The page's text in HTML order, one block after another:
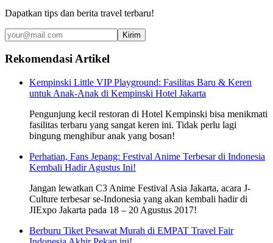
Dapatkan tips dan berita travel terbaru!
Kirim
Rekomendasi Artikel
Kempinski Little VIP Playground: Fasilitas Baru & Keren
untuk Anak-Anak di Kempinski Hotel Jakarta
Pengunjung kecil restoran di Hotel Kempinski bisa menikmati
fasilitas terbaru yang sangat keren ini. Tidak perlu lagi
bingung menghibur anak yang bosan!
Perhatian, Fans Jepang: Festival Anime Terbesar di Indonesia
Kembali Hadir Agustus Ini!
Jangan lewatkan C3 Anime Festival Asia Jakarta, acara J-
Culture terbesar se-Indonesia yang akan kembali hadir di
JIExpo Jakarta pada 18 – 20 Agustus 2017!
Berburu Tiket Pesawat Murah di EMPAT Travel Fair